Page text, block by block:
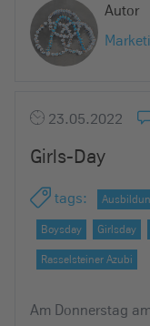
Autor
23.05.2022
Girls-Day
tags:
Boysday Girlsday
Rasselsteiner Azubi
Am Donnerstag